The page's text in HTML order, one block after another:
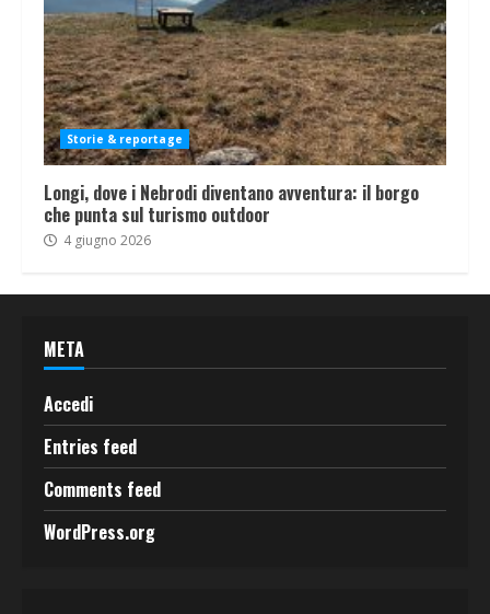
Storie & reportage
Longi, dove i Nebrodi diventano avventura: il borgo
che punta sul turismo outdoor
4 giugno 2026
META
Accedi
Entries feed
Comments feed
WordPress.org